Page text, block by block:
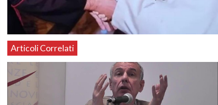
Articoli Correlati